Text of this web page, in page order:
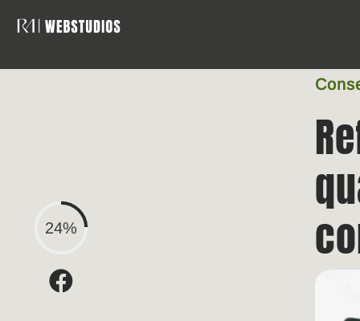
24%